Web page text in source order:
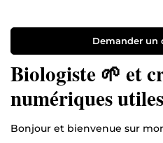
Demander un
Biologiste 🌱 et
numériques
Bonjour et bienvenue sur